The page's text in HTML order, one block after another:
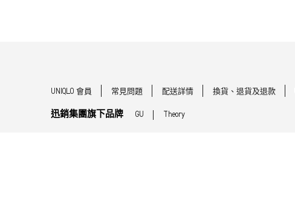
UNIQLO 會員 常見問題 配送詳情 換貨、退貨及退款
迅銷集團旗下品牌 GU Theory